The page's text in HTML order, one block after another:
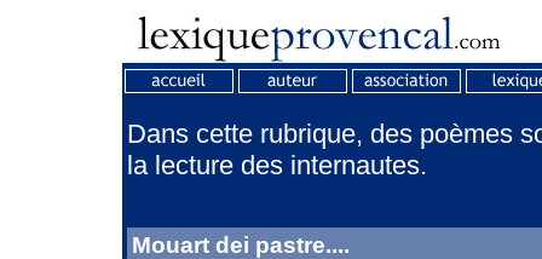
Dans cette rubrique, des poèmes
la lecture des internautes.
Mouart dei pastre....